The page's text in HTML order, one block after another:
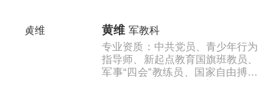
务。对......
黄维 军教科
专业资质：中共党员、青少年行为
指导师、新起点教育国旗班教员、
军事“四会”教练员、国家自由搏击